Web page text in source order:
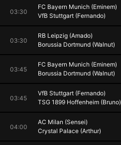
03:30
FC Bayern Munich (Eminem)
VfB Stuttgart (Fernando)
03:30
RB Leipzig (Amado)
Borussia Dortmund (Walnut)
03:45
FC Bayern Munich (Eminem)
Borussia Dortmund (Walnut)
03:45
VfB Stuttgart (Fernando)
TSG 1899 Hoffenheim (Bruno)
04:00
AC Milan (Sensei)
Crystal Palace (Arthur)